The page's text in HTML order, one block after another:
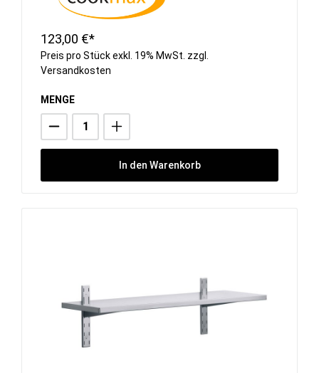
123,00 €*
Preis pro Stück exkl. 19% MwSt. zzgl.
Versandkosten
MENGE
In den Warenkorb